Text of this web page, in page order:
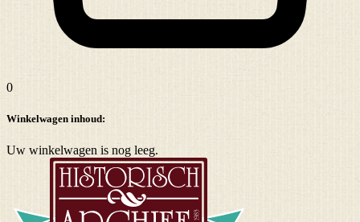
0
Winkelwagen inhoud:
Uw winkelwagen is nog leeg.